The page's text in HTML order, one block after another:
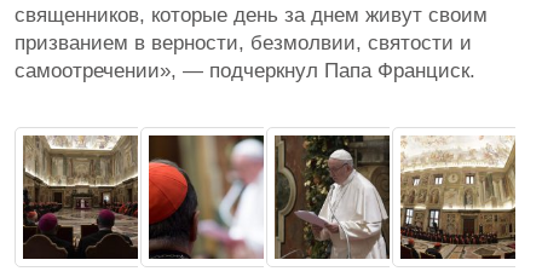
священников, которые день за днем живут своим
призванием в верности, безмолвии, святости и
самоотречении», — подчеркнул Папа Франциск.